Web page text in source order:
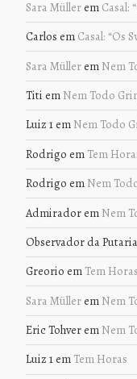
Sara Müllerem Casal:
Carlos em Casal: “Os
Sara Müllerem Nem
Titi em Nem Todo
Luiz 1em Nem Todo
Rodrigo em Tem
Rodrigo em Nem
Admiradorem Nem
Observador da
Greorio em Tem Horas
Sara Müllerem Nem
Eric Tohverem Nem
Luiz 1em Tem Horas